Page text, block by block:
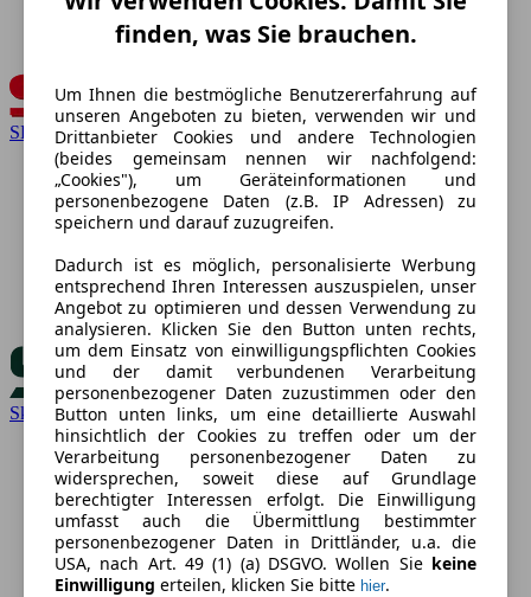
SEAT
Skoda
finden, was Sie brauchen.
Um Ihnen die bestmögliche Benutzererfahrung auf
unseren Angeboten zu bieten, verwenden wir und
Drittanbieter Cookies und andere Technologien
(beides gemeinsam nennen wir nachfolgend:
„Cookies"), um Geräteinformationen und
personenbezogene Daten (z.B. IP Adressen) zu
speichern und darauf zuzugreifen.
Dadurch ist es möglich, personalisierte Werbung
entsprechend Ihren Interessen auszuspielen, unser
Angebot zu optimieren und dessen Verwendung zu
analysieren. Klicken Sie den Button unten rechts,
um dem Einsatz von einwilligungspflichten Cookies
und der damit verbundenen Verarbeitung
personenbezogener Daten zuzustimmen oder den
Button unten links, um eine detaillierte Auswahl
hinsichtlich der Cookies zu treffen oder um der
Verarbeitung personenbezogener Daten zu
widersprechen, soweit diese auf Grundlage
berechtigter Interessen erfolgt. Die Einwilligung
umfasst auch die Übermittlung bestimmter
personenbezogener Daten in Drittländer, u.a. die
USA, nach Art. 49 (1) (a) DSGVO. Wollen Sie keine
Einwilligung erteilen, klicken Sie bitte hier.